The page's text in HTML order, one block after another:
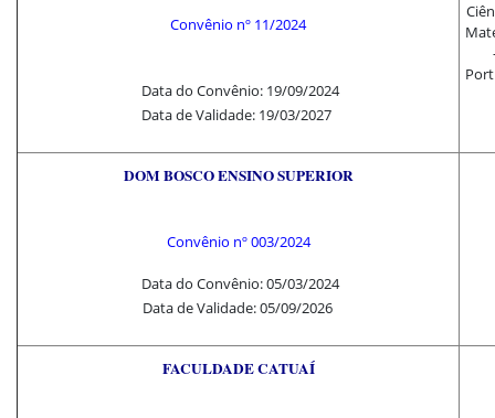
Convênio nº 11/2024
Data do Convênio: 19/09/2024
Data de Validade: 19/03/2027
DOM BOSCO ENSINO SUPERIOR
Convênio nº 003/2024
Data do Convênio: 05/03/2024
Data de Validade: 05/09/2026
FACULDADE CATUAÍ